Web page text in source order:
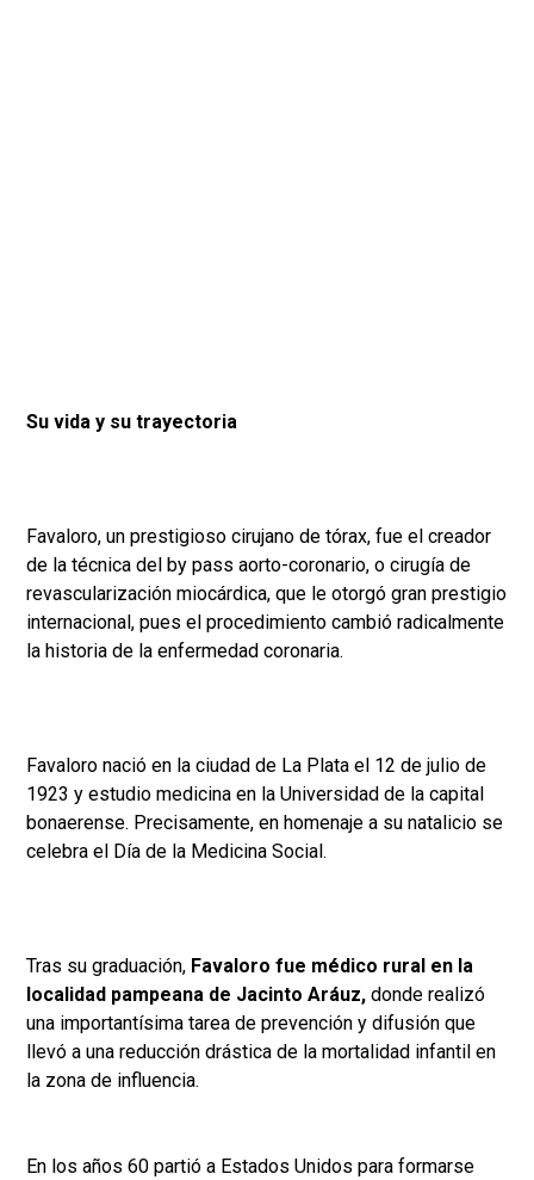
Su vida y su trayectoria
Favaloro, un prestigioso cirujano de tórax, fue el creador
de la técnica del by pass aorto-coronario, o cirugía de
revascularización miocárdica, que le otorgó gran prestigio
internacional, pues el procedimiento cambió radicalmente
la historia de la enfermedad coronaria.
Favaloro nació en la ciudad de La Plata el 12 de julio de
1923 y estudio medicina en la Universidad de la capital
bonaerense. Precisamente, en homenaje a su natalicio se
celebra el Día de la Medicina Social.
Tras su graduación, Favaloro fue médico rural en la
localidad pampeana de Jacinto Aráuz, donde realizó
una importantísima tarea de prevención y difusión que
llevó a una reducción drástica de la mortalidad infantil en
la zona de influencia.
En los años 60 partió a Estados Unidos para formarse